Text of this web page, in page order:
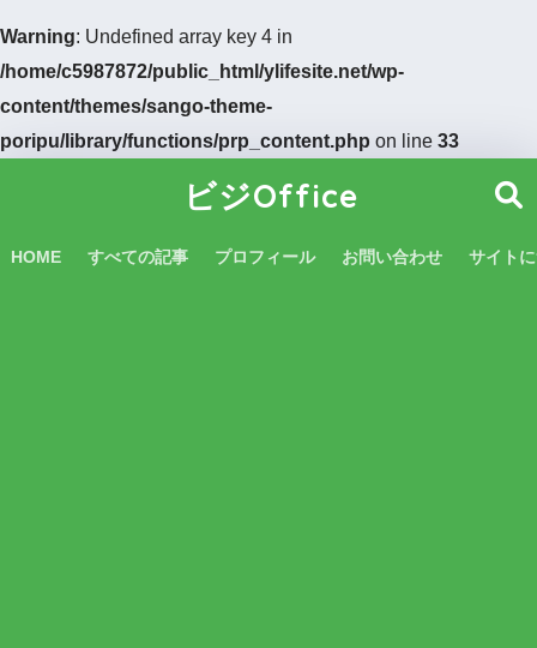
Warning: Undefined array key 4 in
/home/c5987872/public_html/ylifesite.net/wp-
content/themes/sango-theme-
poripu/library/functions/prp_content.php on line 33
ビジOffice
HOME すべての記事 プロフィール お問い合わせ サイト